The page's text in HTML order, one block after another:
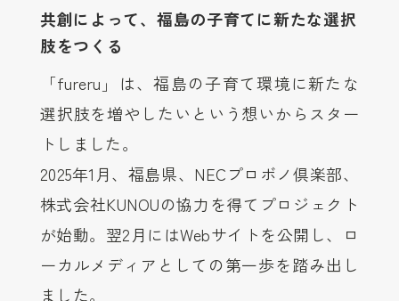
共創によって、福島の子育てに新たな選択
肢をつくる
「fureru」は、福島の子育て環境に新たな
選択肢を増やしたいという想いからスター
トしました。
2025年1月、福島県、NECプロボノ倶楽部、
株式会社KUNOUの協力を得てプロジェクト
が始動。翌2月にはWebサイトを公開し、ロ
ーカルメディアとしての第一歩を踏み出し
ました。